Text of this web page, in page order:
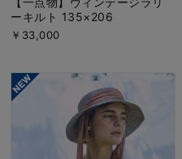
ーキルト 135×206
￥33,000